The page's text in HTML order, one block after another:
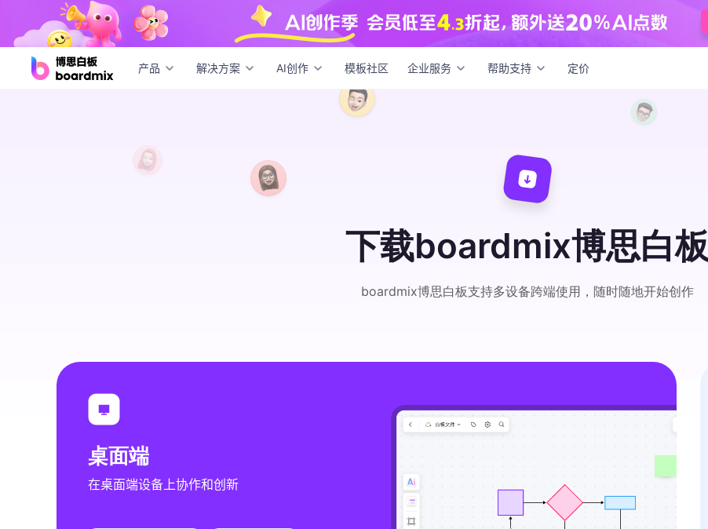
产品 解决方案 AI创作 模板社区 企业服务 帮助支持 定价
下载boardmix博思白板
boardmix博思白板支持多设备跨端使用，随时随地开始创作
桌面端
在桌面端设备上协作和创新